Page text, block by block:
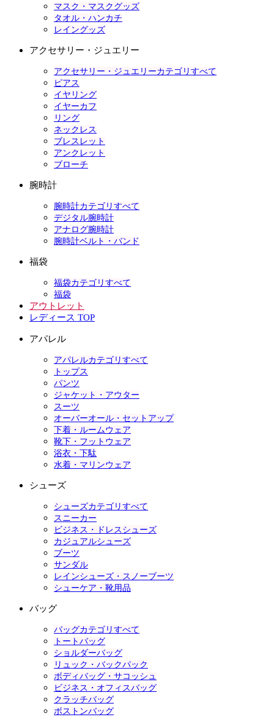
マスク・マスクグッズ
タオル・ハンカチ
レイングッズ
アクセサリー・ジュエリー
アクセサリー・ジュエリーカテゴリすべて
ピアス
イヤリング
イヤーカフ
リング
ネックレス
ブレスレット
アンクレット
ブローチ
腕時計
腕時計カテゴリすべて
デジタル腕時計
アナログ腕時計
腕時計ベルト・バンド
福袋
福袋カテゴリすべて
福袋
アウトレット
レディース TOP
アパレル
アパレルカテゴリすべて
トップス
パンツ
ジャケット・アウター
スーツ
オーバーオール・セットアップ
下着・ルームウェア
靴下・フットウェア
浴衣・下駄
水着・マリンウェア
シューズ
シューズカテゴリすべて
スニーカー
ビジネス・ドレスシューズ
カジュアルシューズ
ブーツ
サンダル
レインシューズ・スノーブーツ
シューケア・靴用品
バッグ
バッグカテゴリすべて
トートバッグ
ショルダーバッグ
リュック・バックパック
ボディバッグ・サコッシュ
ビジネス・オフィスバッグ
クラッチバッグ
ボストンバッグ